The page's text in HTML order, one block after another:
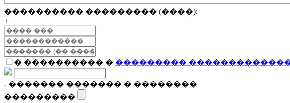
���������� ��������� (����):
+
� ���������� � ���������
- ������� ������� � ��������
���������